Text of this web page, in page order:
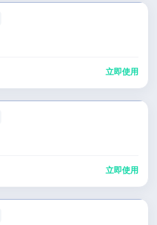
立即使用
立即使用